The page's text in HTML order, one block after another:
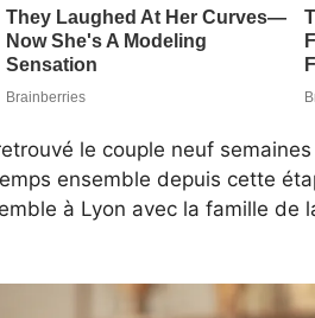
le couple neuf
ensemble depuis cette
à Lyon avec la famille de